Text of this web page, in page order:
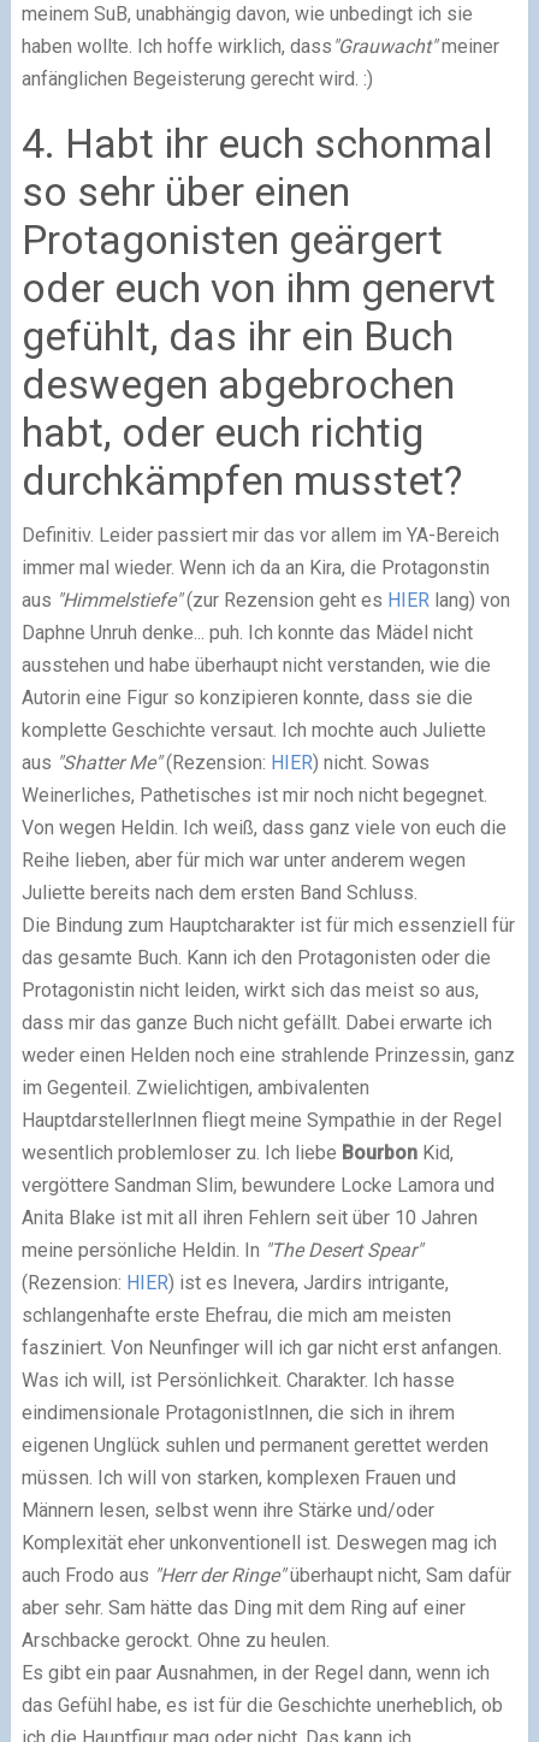
meinem SuB, unabhängig davon, wie unbedingt ich sie
haben wollte. Ich hoffe wirklich, dass "Grauwacht"meiner
anfänglichen Begeisterung gerecht wird. :)
4. Habt ihr euch schonmal
so sehr über einen
Protagonisten geärgert
oder euch von ihm genervt
gefühlt, das ihr ein Buch
deswegen abgebrochen
habt, oder euch richtig
durchkämpfen musstet?
Definitiv. Leider passiert mir das vor allem im YA-Bereich
immer mal wieder. Wenn ich da an Kira, die Protagonstin
aus "Himmelstiefe"(zur Rezension geht es HIER lang) von
Daphne Unruh denke... puh. Ich konnte das Mädel nicht
ausstehen und habe überhaupt nicht verstanden, wie die
Autorin eine Figur so konzipieren konnte, dass sie die
komplette Geschichte versaut. Ich mochte auch Juliette
aus "Shatter Me"(Rezension: HIER) nicht. Sowas
Weinerliches, Pathetisches ist mir noch nicht begegnet.
Von wegen Heldin. Ich weiß, dass ganz viele von euch die
Reihe lieben, aber für mich war unter anderem wegen
Juliette bereits nach dem ersten Band Schluss.
Die Bindung zum Hauptcharakter ist für mich essenziell für
das gesamte Buch. Kann ich den Protagonisten oder die
Protagonistin nicht leiden, wirkt sich das meist so aus,
dass mir das ganze Buch nicht gefällt. Dabei erwarte ich
weder einen Helden noch eine strahlende Prinzessin, ganz
im Gegenteil. Zwielichtigen, ambivalenten
HauptdarstellerInnen fliegt meine Sympathie in der Regel
wesentlich problemloser zu. Ich liebe BourbonKid,
vergöttere Sandman Slim, bewundere Locke Lamora und
Anita Blake ist mit all ihren Fehlern seit über 10 Jahren
meine persönliche Heldin. In "The Desert Spear"
(Rezension: HIER) ist es Inevera, Jardirs intrigante,
schlangenhafte erste Ehefrau, die mich am meisten
fasziniert. Von Neunfinger will ich gar nicht erst anfangen.
Was ich will, ist Persönlichkeit. Charakter. Ich hasse
eindimensionale ProtagonistInnen, die sich in ihrem
eigenen Unglück suhlen und permanent gerettet werden
müssen. Ich will von starken, komplexen Frauen und
Männern lesen, selbst wenn ihre Stärke und/oder
Komplexität eher unkonventionell ist. Deswegen mag ich
auch Frodo aus "Herr der Ringe"überhaupt nicht, Sam dafür
aber sehr. Sam hätte das Ding mit dem Ring auf einer
Arschbacke gerockt. Ohne zu heulen.
Es gibt ein paar Ausnahmen, in der Regel dann, wenn ich
das Gefühl habe, es ist für die Geschichte unerheblich, ob